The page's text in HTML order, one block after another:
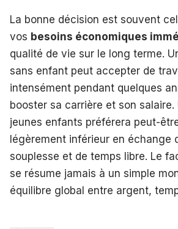
La bonne décision est souvent
vos besoins économiques
qualité de vie sur le long terme.
sans enfant peut accepter de
intensément pendant quelques
booster sa carrière et son salaire.
jeunes enfants préférera peut-
légèrement inférieur en échange
souplesse et de temps libre. Le
se résume jamais à un simple
équilibre global entre argent,